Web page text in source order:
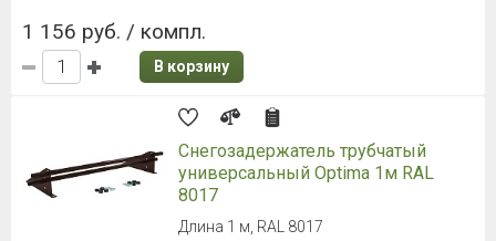
1 156 руб. / компл.
В корзину
Снегозадержатель трубчатый
универсальный Optima 1м RAL
8017
Длина 1 м, RAL 8017